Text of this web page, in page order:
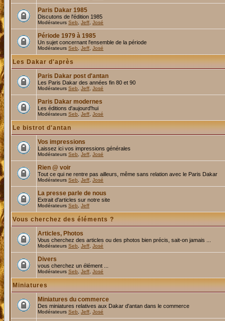
Paris Dakar 1985
Discutons de l'édition 1985
Modérateurs Seb Jeff José
Période 1979 à 1985
Un sujet concernant l'ensemble de la période
Modérateurs Seb Jeff José
Les Dakar d'après
Paris Dakar post d'antan
Les Paris Dakar des années fin 80 et 90
Modérateurs Seb Jeff José
Paris Dakar modernes
Les éditions d'aujourd'hui
Modérateurs Seb Jeff José
Le bistrot d'antan
Vos impressions
Laissez ici vos impressions générales
Modérateurs Seb Jeff José
Rien @ voir
Tout ce qui ne rentre pas ailleurs, même sans relation avec le Paris Dakar
Modérateurs Seb Jeff José
La presse parle de nous
Extrait d'articles sur notre site
Modérateurs Seb Jeff
Vous cherchez des éléments ?
Articles, Photos
Vous cherchez des articles ou des photos bien précis, sait-on jamais ...
Modérateurs Seb Jeff José
Divers
vous cherchez un élément ...
Modérateurs Seb Jeff José
Miniatures
Miniatures du commerce
Des miniatures relatives aux Dakar d'antan dans le commerce
Modérateurs Seb Jeff José